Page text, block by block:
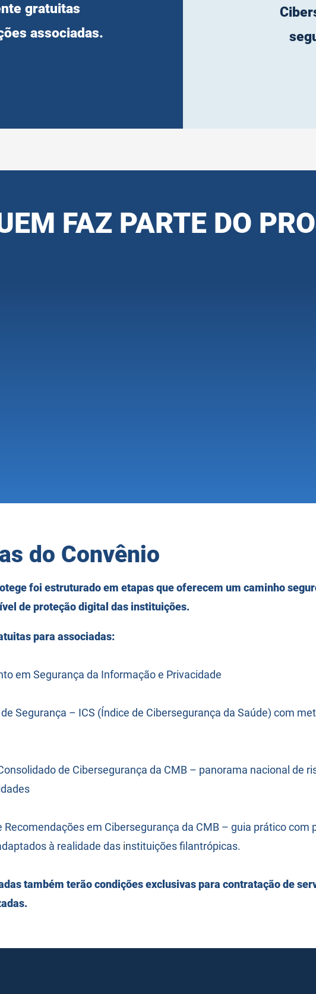
gratuitas
associadas.
FAZ PARTE DO
do Convênio
foi estruturado em etapas que oferecem um caminho
de proteção digital das instituições.
para associadas:
em Segurança da Informação e Privacidade
Segurança – ICS (Índice de Cibersegurança da Saúde) com
de Cibersegurança da CMB – panorama nacional de
Recomendações em Cibersegurança da CMB – guia prático com
à realidade das instituições filantrópicas.
também terão condições exclusivas para contratação de